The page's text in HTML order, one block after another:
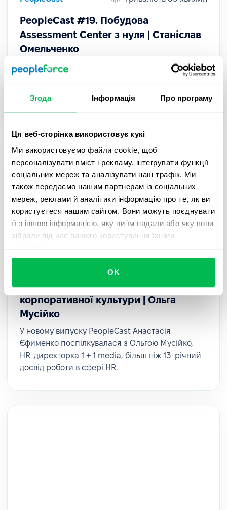
Згода Інформація Про програму
Ця веб-сторінка використовує кукі
Ми використовуємо файли cookie, щоб
персоналізувати вміст і рекламу, інтегрувати функції
соціальних мереж та аналізувати наш трафік. Ми
також передаємо нашим партнерам із соціальних
мереж, реклами й аналітики інформацію про те, як ви
користуєтеся нашим сайтом. Вони можуть поєднувати
її з іншою інформацією, яку ви їм надали або яку вони
зібрали під час вашого користування їхніми
OK
PeopleCast #19. Побудова
Assessment Center з нуля | Станіслав
Омельченко
У новому випуску PeopleCast Анастасія
Єфименко поспілкувалася зі Станіславом
талантами та корпоративною культурою.
PeopleCast #18. Трансформація
корпоративної культури | Ольга
Мусійко
У новому випуску PeopleCast Анастасія
Єфименко поспілкувалася з Ольгою Мусійко,
HR-директорка 1 + 1 media, більш ніж 13-річний
досвід роботи в сфері HR.